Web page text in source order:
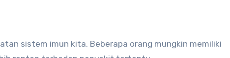
sistem imun kita. Beberapa orang mungkin memiliki